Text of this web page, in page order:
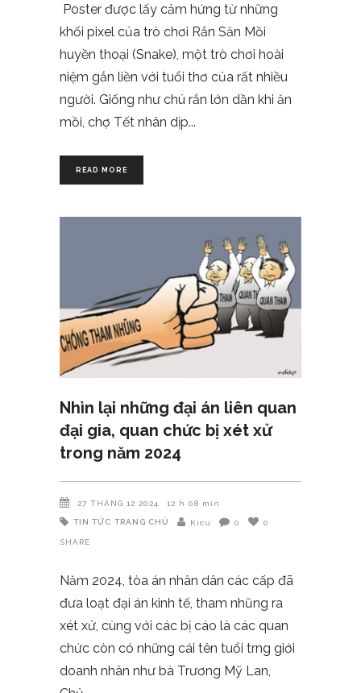
Poster được lấy cảm hứng từ những
khối pixel của trò chơi Rắn Săn Mồi
huyền thoại (Snake), một trò chơi hoài
niệm gắn liền với tuổi thơ của rất nhiều
người. Giống như chú rắn lớn dần khi ăn
mồi, chợ Tết nhân dịp
READ MORE
Nhìn lại những đại án liên quan
đại gia, quan chức bị xét xử
trong năm 2024
27 THÁNG 12 2024 12 h 08 min
TIN TỨC TRANG CHỦ Kicu 0 0
SHARE
Năm 2024, tòa án nhân dân các cấp đã
đưa loạt đại án kinh tế, tham nhũng ra
xét xử, cùng với các bị cáo là các quan
chức còn có những cái tên tuổi trng giới
doanh nhân như bà Trương Mỹ Lan,